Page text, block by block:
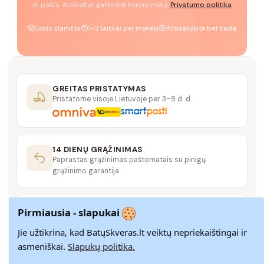
el. paštu. Atsisakyti galite bet kuriuo metu. Privatumo politika
Jokio šlamšto 1–2 laiškai per mėnesį Atsisakykite bet kada
GREITAS PRISTATYMAS
Pristatome visoje Lietuvoje per 3–9 d. d.
14 DIENŲ GRĄŽINIMAS
Paprastas grąžinimas paštomatais su pinigų
grąžinimo garantija
SAUGUS MOKĖJIMAS
SSL šifravimas užtikrina aukščiausią jūsų duomenų
saugumo lygį
Pirmiausia - slapukai
Jie užtikrina, kad BatųSkveras.lt veiktų nepriekaištingai ir
asmeniškai. Slapukų politika.